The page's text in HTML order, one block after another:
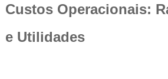
Custos Operacionais:
e Utilidades